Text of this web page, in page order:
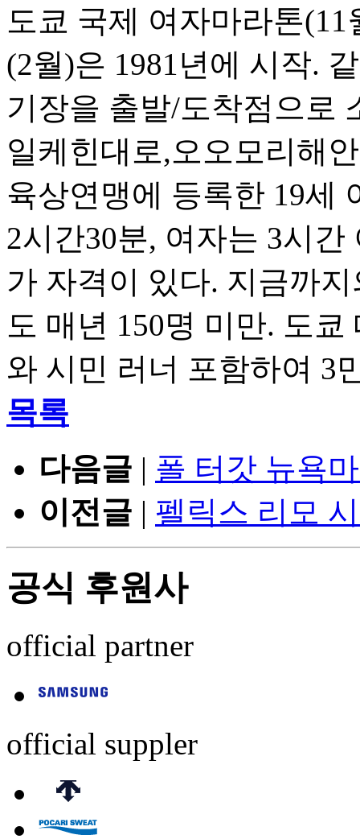
도쿄 국제 여자마라톤
(2월)은 1981년에 시작.
기장을 출발/도착점으로
일케힌대로,오오모리해
육상연맹에 등록한 19세
2시간30분, 여자는 3시
가 자격이 있다. 지금까
도 매년 150명 미만. 도
와 시민 러너 포함하여 3
목록
다음글 | 폴 터갓 뉴욕
이전글 | 펠릭스 리모
공식 후원사
official partner
official suppler